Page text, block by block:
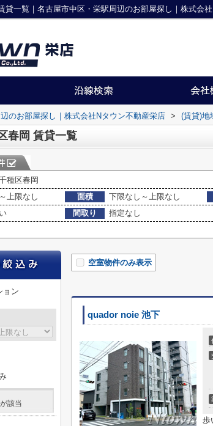
貸一覧｜名古屋市中区・栄駅周辺のお部屋探し｜株式会
のお部屋探し｜株式会社Nタウン不動産栄店 > (賃貸)地
春岡 賃貸一覧
種区春岡
上限なし 面積 下限なし～上限なし
間取り
指定なし
空室物件のみ表示
quador noie 池下
歩
ョン
該当